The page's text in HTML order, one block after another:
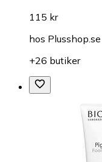
115 kr
hos Plusshop.se
+26 butiker